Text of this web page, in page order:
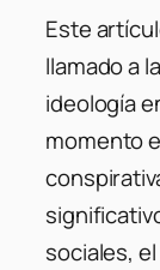
Este
llamado a
ideología
momento
sociales,